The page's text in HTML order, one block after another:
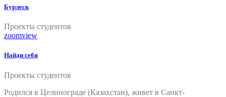
Бурлеск
Проекты студентов
zoomview
Найди себя
Проекты студентов
Родился в Целинограде (Казахстан), живет в Санкт-